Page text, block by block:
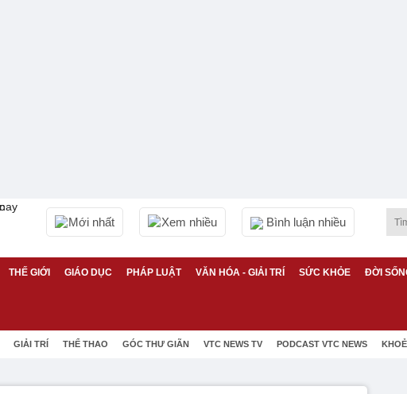
Mới nhất Xem nhiều Bình luận nhiều
THẾ GIỚI GIÁO DỤC PHÁP LUẬT VĂN HÓA - GIẢI TRÍ SỨC KHỎE ĐỜI
GIẢI TRÍ THỂ THAO GÓC THƯ GIÃN VTC NEWS TV PODCAST VTC NEWS